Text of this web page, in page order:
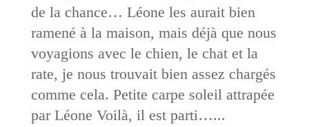
de la chance… Léone les aurait bien
ramené à la maison, mais déjà que nous
voyagions avec le chien, le chat et la
rate, je nous trouvait bien assez chargés
comme cela. Petite carpe soleil attrapée
par Léone Voilà, il est parti…...